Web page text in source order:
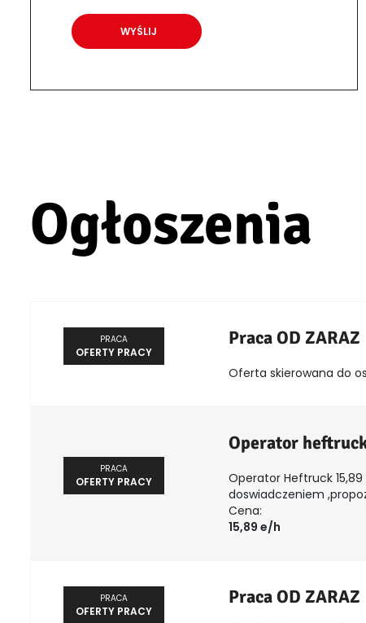
Ogłoszenia
PRACA
OFERTY PRACY
Praca OD ZARAZ
Oferta skierowana do
PRACA
OFERTY PRACY
Operator
Operator Heftruck
doswiadczeniem
Cena:
15,89 e/h
PRACA
OFERTY PRACY
Praca OD ZARAZ